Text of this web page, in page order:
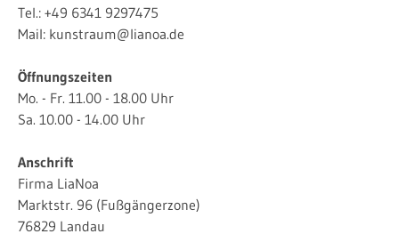
Tel.: +49 6341 9297475
Mail: kunstraum@lianoa.de
Öffnungszeiten
Mo. - Fr. 11.00 - 18.00 Uhr
Sa. 10.00 - 14.00 Uhr
Anschrift
Firma LiaNoa
Marktstr. 96 (Fußgängerzone)
76829 Landau